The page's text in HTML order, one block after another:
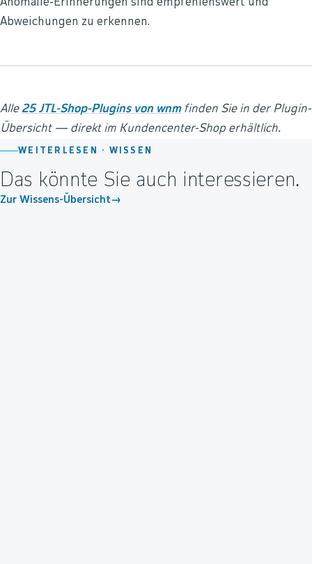
Anomalie-Erinnerungen sind empfehlenswert und
Abweichungen zu erkennen.
Alle25 JTL-Shop-Plugins von wnmfinden Sie in der Plugin-
Übersicht — direkt im Kundencenter-Shop erhältlich.
WEITERLESEN · WISSEN
Das könnte Sie auch interessieren.
Zur Wissens-Übersicht→